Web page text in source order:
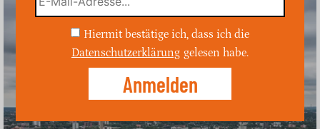
Hiermit bestätige ich, dass ich die
Datenschutzerklärung gelesen habe.